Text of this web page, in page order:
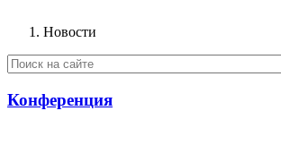
Новости
Конференция